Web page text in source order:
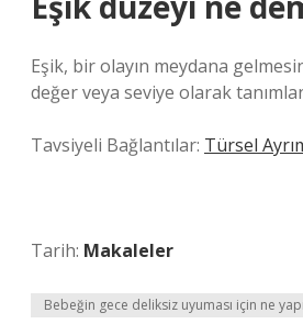
Eşik, bir olayın meydana
değer veya seviye olarak
Tavsiyeli Bağlantılar: Türsel
Tarih: Makaleler
Bebeğin gece deliksiz uyuması için ne